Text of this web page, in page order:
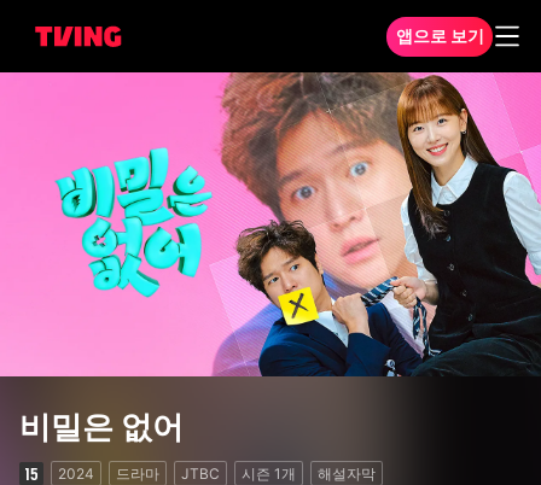
앱으로 보기
비밀은 없어
2024 드라마 JTBC 시즌 1 개 해설자막